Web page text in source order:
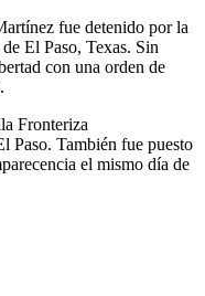
fue detenido por la
El Paso, Texas. Sin
con una orden de
Fronteriza
Paso. También fue puesto
el mismo día de